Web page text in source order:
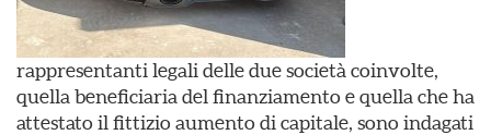
rappresentanti legali delle due società coinvolte,
quella beneficiaria del finanziamento e quella che ha
attestato il fittizio aumento di capitale, sono indagati